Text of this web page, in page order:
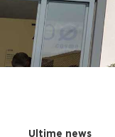
Ultime news